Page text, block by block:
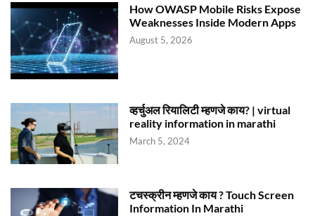
How OWASP Mobile Risks Expose
Weaknesses Inside Modern Apps
August 5, 2026
व्हर्चुअल रियालिटी म्हणजे काय? | virtual
reality information in marathi
March 5, 2024
टचस्क्रीन म्हणजे काय ? Touch Screen
Information In Marathi